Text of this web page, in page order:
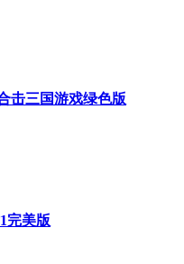
击三国游戏绿色版
完美版